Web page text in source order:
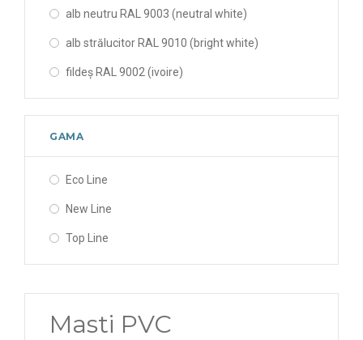
alb neutru RAL 9003 (neutral white)
alb strălucitor RAL 9010 (bright white)
fildeș RAL 9002 (ivoire)
GAMA
Eco Line
New Line
Top Line
Masti PVC